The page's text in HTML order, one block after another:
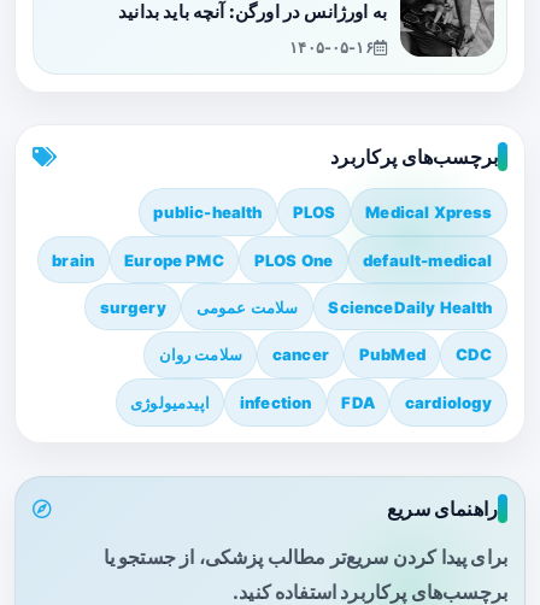
به اورژانس در اورگن: آنچه باید بدانید
۱۴۰۵-۰۵-۱۶
برچسب‌های پرکاربرد
Medical Xpress
PLOS
public-health
default-medical
PLOS One
Europe PMC
brain
ScienceDaily Health سلامت عمومی surgery
CDC
PubMed
cancer سلامت روان
cardiology
FDA
infection اپیدمیولوژی
راهنمای سریع
برای پیدا کردن سریع‌تر مطالب پزشکی، از جستجو یا
برچسب‌های پرکاربرد استفاده کنید.